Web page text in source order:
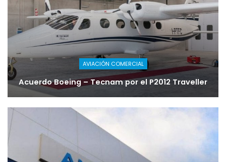
AVIACIÓN COMERCIAL
Acuerdo Boeing – Tecnam por el P2012 Traveller